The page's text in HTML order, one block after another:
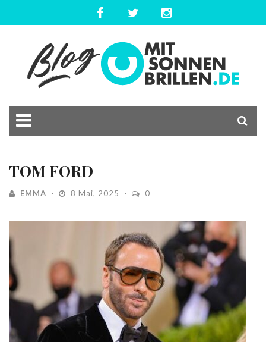
TOM FORD
EMMA 8 Mai, 2025 0